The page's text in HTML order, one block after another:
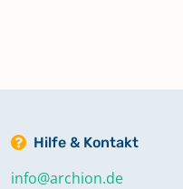
Hilfe & Kontakt
info@archion.de